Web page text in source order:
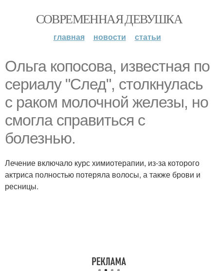
СОВРЕМЕННАЯ ДЕВУШКА
главная новости статьи
Ольга копосова, известная по
сериалу "След", столкнулась
с раком молочной железы, но
смогла справиться с
болезнью.
Лечение включало курс химиотерапии, из-за которого
актриса полностью потеряла волосы, а также брови и
ресницы.